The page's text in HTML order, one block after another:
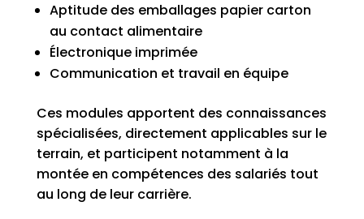
Aptitude des emballages papier carton
au contact alimentaire
Électronique imprimée
Communication et travail en équipe
Ces modules apportent des connaissances
spécialisées, directement applicables sur le
terrain, et participent notamment à la
montée en compétences des salariés tout
au long de leur carrière.